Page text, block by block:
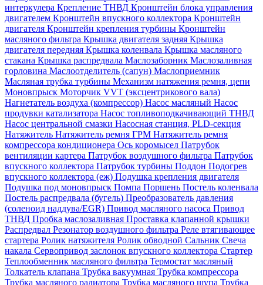
интеркулера Крепление ТНВД Кронштейн блока управления
двигателем Кронштейн впускного коллектора Кронштейн
двигателя Кронштейн крепления турбины Кронштейн
масляного фильтра Крышка двигателя задняя Крышка
двигателя передняя Крышка коленвала Крышка масляного
стакана Крышка распредвала Маслозаборник Маслозаливная
горловина Маслоотделитель (сапун) Маслоприемник
Масляная трубка турбины Механизм натяжения ремня, цепи
Моновпрыск Моторчик VVT (эксцентрикового вала)
Нагнетатель воздуха (компрессор) Насос масляный Насос
продувки катализатора Насос топливоподкачивающий ТНВД
Насос центральной смазки Насосная станция, PLD-секция
Натяжитель Натяжитель ремня ГРМ Натяжитель ремня
компрессора кондиционера Ось коромысел Патрубок
вентиляции картера Патрубок воздушного фильтра Патрубок
впускного коллектора Патрубок турбины Поддон Подогрев
впускного коллектора (еж) Подушка крепления двигателя
Подушка под моновпрыск Помпа Поршень Постель коленвала
Постель распредвала (бугель) Преобразователь давления
(соленоид наддува/EGR) Привод масляного насоса Привод
ТНВД Пробка маслозаливная Проставка клапанной крышки
Распредвал Резонатор воздушного фильтра Реле втягивающее
стартера Ролик натяжителя Ролик обводной Сальник Свеча
накала Сервопривод заслонок впускного коллектора Стартер
Теплообменник масляного фильтра Термостат масляный
Толкатель клапана Трубка вакуумная Трубка компрессора
Трубка масляного радиатора Трубка масляного щупа Трубка